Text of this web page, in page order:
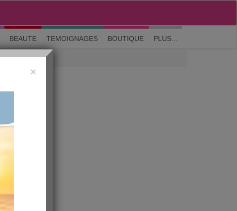
M'inscrire| Me connecter| ? Visite guidée
BEAUTE TEMOIGNAGES BOUTIQUE PLUS...
×